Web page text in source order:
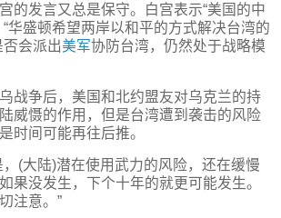
的发言又总是保守。白宫表示“美国的中
“华盛顿希望两岸以和平的方式解决台湾的
否会派出美军协防台湾，仍然处于战略模
战争后，美国和北约盟友对乌克兰的持
威慑的作用，但是台湾遭到袭击的风险
时间可能再往后推。
，(大陆)潜在使用武力的风险，还在缓慢
果没发生，下个十年的就更可能发生。
注意。”